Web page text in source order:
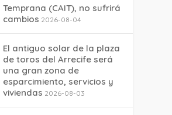
Temprana (CAIT), no sufrirá
cambios 2026-08-04
El antiguo solar de la plaza
de toros del Arrecife será
una gran zona de
esparcimiento, servicios y
viviendas 2026-08-03